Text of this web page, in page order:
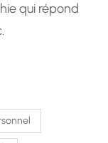
qui répond